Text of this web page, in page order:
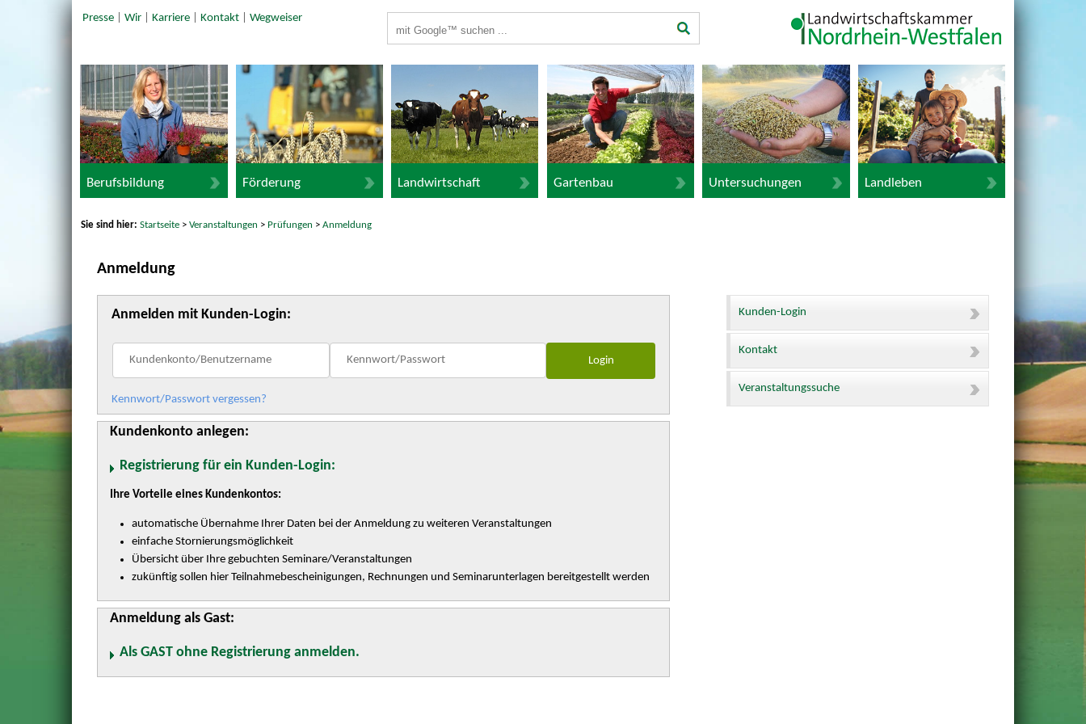
Presse| Wir| Karriere| Kontakt| Wegweiser
Berufsbildung Förderung Landwirtschaft Gartenbau Untersuchungen Landleben
Sie sind hier:Startseite >Veranstaltungen > Prüfungen >Anmeldung
Anmeldung
Anmelden mit Kunden-Login:
Kennwort/Passwort vergessen?
Kundenkonto anlegen:
Registrierung für ein Kunden-Login:
Ihre Vorteile eines Kundenkontos:
automatische Übernahme Ihrer Daten bei der Anmeldung zu weiteren Veranstaltungen
einfache Stornierungsmöglichkeit
Übersicht über Ihre gebuchten Seminare/Veranstaltungen
zukünftig sollen hier Teilnahmebescheinigungen, Rechnungen und Seminarunterlagen bereitgestellt werden
Anmeldung als Gast:
Als GAST ohne Registrierung anmelden.
Kunden-Login
Kontakt
Veranstaltungssuche